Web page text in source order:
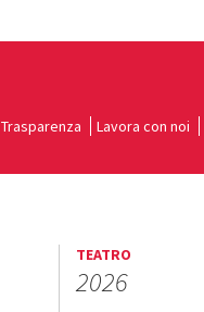
Trasparenza Lavora con noi
TEATRO
2026